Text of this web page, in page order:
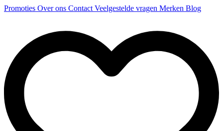
Promoties Over ons Contact Veelgestelde vragen Merken Blog